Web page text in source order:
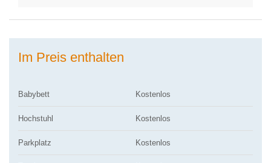
Im Preis enthalten
Babybett Kostenlos
Hochstuhl Kostenlos
Parkplatz Kostenlos